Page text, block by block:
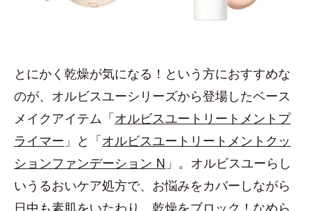
とにかく乾燥が気になる！という方におすすめな
のが、オルビスユーシリーズから登場したベース
メイクアイテム「オルビスユートリートメントプ
ライマー 」と「オルビスユートリートメントクッ
ションファンデーション N 」。オルビスユーらし
いうるおいケア処方で、お悩みをカバーしながら